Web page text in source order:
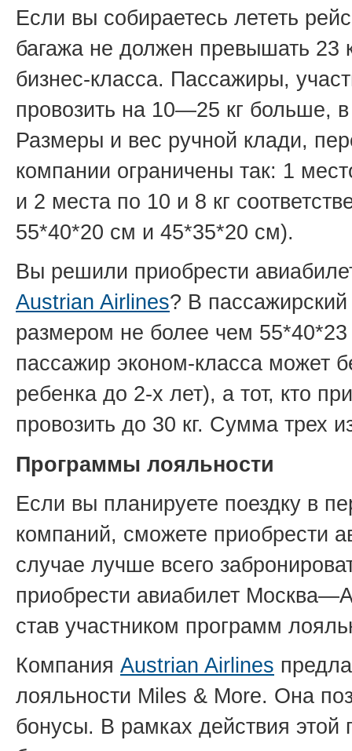
Если вы собираетесь лететь
багажа не должен превышать 23
бизнес-класса. Пассажиры,
провозить на 10—25 кг больше, в
Размеры и вес ручной клади,
компании ограничены так: 1
и 2 места по 10 и 8 кг
55*40*20 см и 45*35*20 см).
Вы решили приобрести
Austrian Airlines? В
размером не более чем
пассажир эконом-класса может
ребенка до 2-х лет), а тот, кто
провозить до 30 кг. Сумма трех
Программы лояльности
Если вы планируете поездку в
компаний, сможете приобрести
случае лучше всего
приобрести авиабилет
став участником программ
Компания Austrian Airlines
лояльности Miles & More. Она
бонусы. В рамках действия